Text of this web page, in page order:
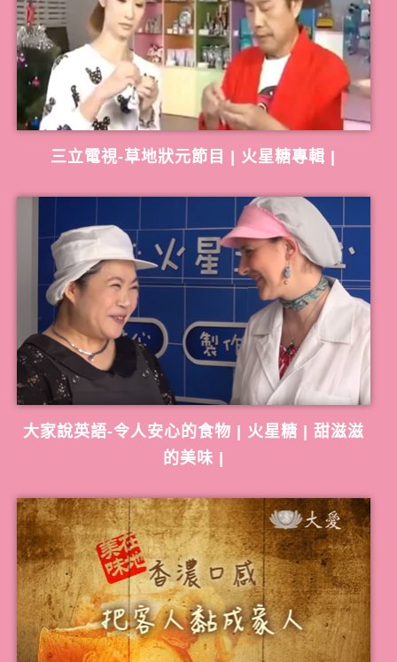
三立電視-草地狀元節目 | 火星糖專輯 |
大家說英語-令人安心的食物 | 火星糖 | 甜滋滋
的美味 |